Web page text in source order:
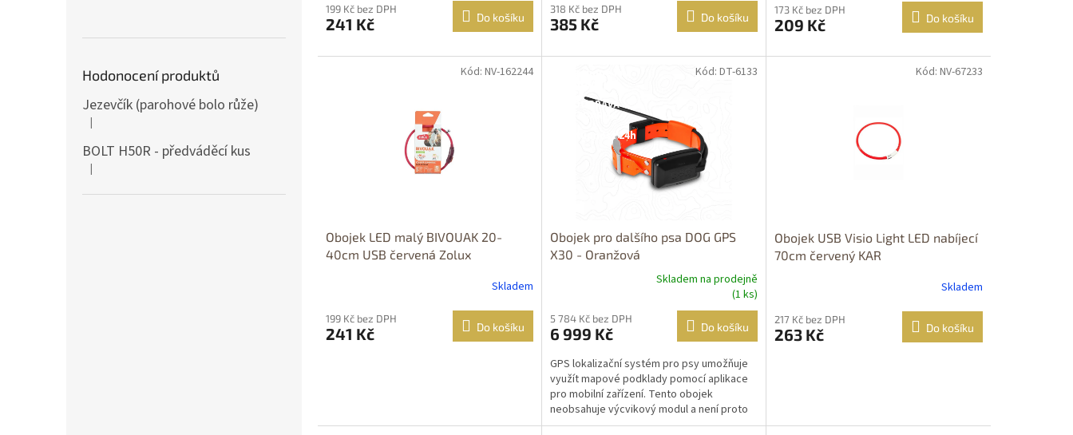
Hodonocení produktů
Jezevčík (parohové bolo růže)
Hodnocení produktu je 5 z 5 hvězdiček.
|
BOLT H50R - předváděcí kus
Hodnocení produktu je 5 z 5 hvězdiček.
|
199 Kč bez DPH
241 Kč Do košíku
318 Kč bez DPH
385 Kč Do košíku
173 Kč bez DPH
209 Kč Do košíku
Obojek LED malý BIVOUAK 20-
40cm USB červená Zolux
Skladem
199 Kč bez DPH
241 Kč Do košíku
Kód: NV-162244
DOPRAVA
Dostupnost 24h
Obojek pro dalšího psa DOG GPS
X30 - Oranžová
Skladem na prodejně
(1 ks)
5 784 Kč bez DPH
6 999 Kč Do košíku
GPS lokalizační systém pro psy umožňuje
využít mapové podklady pomocí aplikace
pro mobilní zařízení. Tento obojek
neobsahuje výcvikový modul a není proto
možné vysíl...
Kód: DT-6133
Obojek USB Visio Light LED nabíjecí
70cm červený KAR
Skladem
217 Kč bez DPH
263 Kč Do košíku
Kód: NV-67233